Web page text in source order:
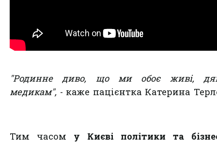
"Родинне диво, що ми обоє живі,
медикам", - каже пацієнтка Катерина
Тим часом у Києві політики та